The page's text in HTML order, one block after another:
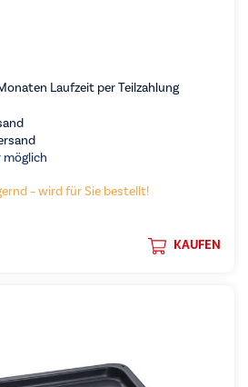
Laufzeit per Teilzahlung
– wird für Sie bestellt!
KAUFEN